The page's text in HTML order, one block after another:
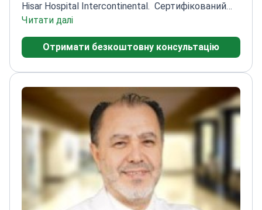
Hisar Hospital Intercontinental. Сертифікований
кардіолог із досвідом роботи з 2020
рокуСпеціалізується на ішемічній хворобі серця
та операціях на клапанахКолишній клінічний
років досвідуПройшов навчання у
Стамбульському кардіологічному інституті
Джеррахпаша
Читати далі
Отримати безкоштовну консультацію